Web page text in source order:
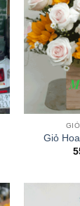
Giỏ